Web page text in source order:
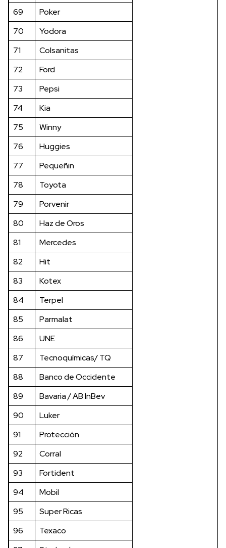
69
Poker
70
Yodora
71
Colsanitas
72
Ford
73
Pepsi
74
Kia
75
Winny
76
Huggies
77
Pequeñin
78
Toyota
79
Porvenir
80
Haz de Oros
81
Mercedes
82
Hit
83
Kotex
84
Terpel
85
Parmalat
86
UNE
87
Tecnoquímicas/ TQ
88
Banco de Occidente
89
Bavaria / AB InBev
90
Luker
91
Protección
92
Corral
93
Fortident
94
Mobil
95
Super Ricas
96
Texaco